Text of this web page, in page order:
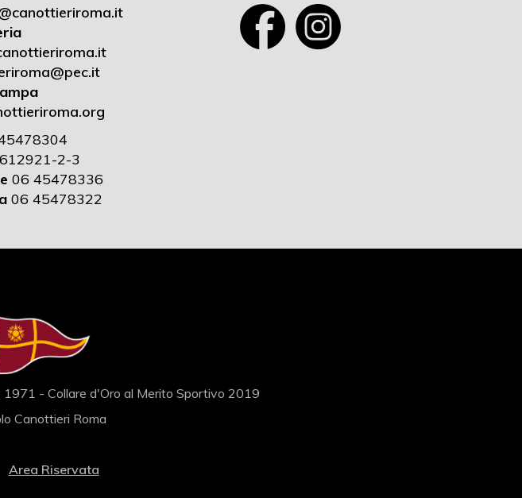
2-3
06 45478336
06 45478322
- Collare d'Oro al Merito Sportivo 2019
Canottieri Roma
Area Riservata